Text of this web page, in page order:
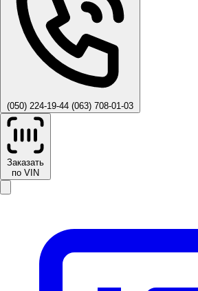
(050) 224-19-44 (063) 708-01-03
Заказать
по VIN